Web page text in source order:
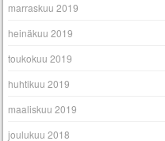
marraskuu 2019
heinäkuu 2019
toukokuu 2019
huhtikuu 2019
maaliskuu 2019
joulukuu 2018